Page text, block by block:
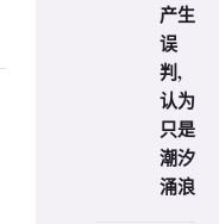
产生
误
判,
认为
只是
潮汐
涌浪